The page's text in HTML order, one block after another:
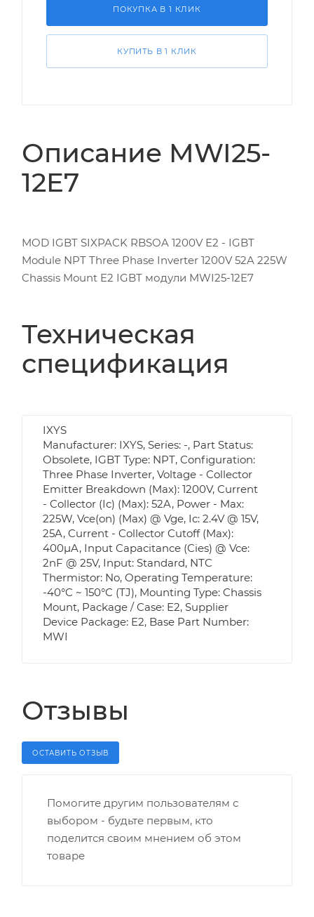
ПОКУПКА В 1 КЛИК
КУПИТЬ В 1 КЛИК
Описание MWI25-
12E7
MOD IGBT SIXPACK RBSOA 1200V E2 - IGBT
Module NPT Three Phase Inverter 1200V 52A 225W
Chassis Mount E2 IGBT модули MWI25-12E7
Техническая
спецификация
IXYS
Manufacturer: IXYS, Series: -, Part Status:
Obsolete, IGBT Type: NPT, Configuration:
Three Phase Inverter, Voltage - Collector
Emitter Breakdown (Max): 1200V, Current
- Collector (Ic) (Max): 52A, Power - Max:
225W, Vce(on) (Max) @ Vge, Ic: 2.4V @ 15V,
25A, Current - Collector Cutoff (Max):
400µA, Input Capacitance (Cies) @ Vce:
2nF @ 25V, Input: Standard, NTC
Thermistor: No, Operating Temperature:
-40°C ~ 150°C (TJ), Mounting Type: Chassis
Mount, Package / Case: E2, Supplier
Device Package: E2, Base Part Number:
MWI
Отзывы
ОСТАВИТЬ ОТЗЫВ
Помогите другим пользователям с
выбором - будьте первым, кто
поделится своим мнением об этом
товаре